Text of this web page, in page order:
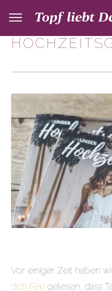
Vor einiger Zeit haben
dich Fee gelesen, dass